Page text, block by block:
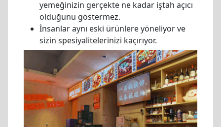
yemeğinizin gerçekte ne kadar iştah açıcı
olduğunu göstermez.
İnsanlar aynı eski ürünlere yöneliyor ve
sizin spesiyalitelerinizi kaçırıyor.